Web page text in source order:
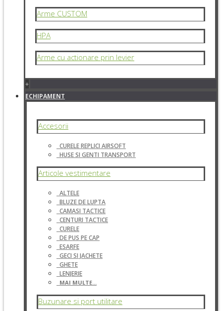
Arme CUSTOM
HPA
Arme cu actionare prin levier
+
ECHIPAMENT
Accesorii
CURELE REPLICI AIRSOFT
HUSE SI GENTI TRANSPORT
Articole vestimentare
ALTELE
BLUZE DE LUPTA
CAMASI TACTICE
CENTURI TACTICE
CURELE
DE PUS PE CAP
ESARFE
GECI SI JACHETE
GHETE
LENJERIE
MAI MULTE...
Buzunare si port utilitare